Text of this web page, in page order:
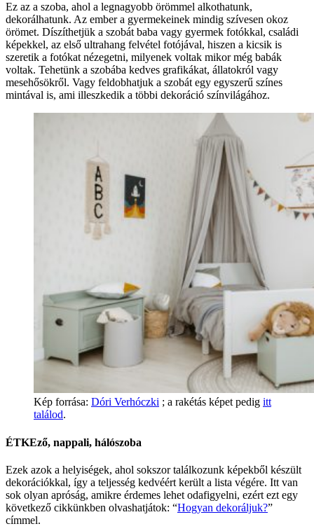
Ez az a szoba, ahol a legnagyobb örömmel alkothatunk,
dekorálhatunk. Az ember a gyermekeinek mindig szívesen okoz
örömet. Díszíthetjük a szobát baba vagy gyermek fotókkal, családi
képekkel, az első ultrahang felvétel fotójával, hiszen a kicsik is
szeretik a fotókat nézegetni, milyenek voltak mikor még babák
voltak. Tehetünk a szobába kedves grafikákat, állatokról vagy
mesehősökről. Vagy feldobhatjuk a szobát egy egyszerű színes
mintával is, ami illeszkedik a többi dekoráció színvilágához.
Kép forrása: Dóri Verhóczki ; a rakétás képet pedig itt
találod.
ÉTKEző, nappali, hálószoba
Ezek azok a helyiségek, ahol sokszor találkozunk képekből készült
dekorációkkal, így a teljesség kedvéért került a lista végére. Itt van
sok olyan apróság, amikre érdemes lehet odafigyelni, ezért ezt egy
következő cikkünkben olvashatjátok: “Hogyan dekoráljuk?”
címmel.